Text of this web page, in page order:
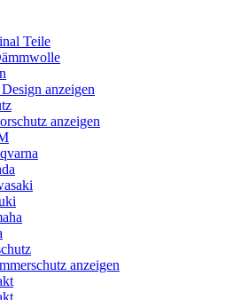
Teile
anzeigen
anzeigen
anzeigen